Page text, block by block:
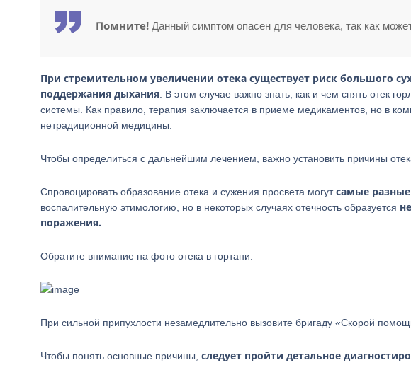
Помните! Данный симптом опасен для человека, так как
При стремительном увеличении отека существует риск большого
поддержания дыхания . В этом случае важно знать, как и чем снять отек
системы. Как правило, терапия заключается в приеме медикаментов, но в
нетрадиционной медицины.
Чтобы определиться с дальнейшим лечением, важно установить причины
Спровоцировать образование отека и сужения просвета могутсамые
воспалительную этимологию, но в некоторых случаях отечность образуется
поражения.
Обратите внимание на фото отека в гортани:
При сильной припухлости незамедлительно вызовите бригаду «Скорой
Чтобы понять основные причины, следует пройти детальное